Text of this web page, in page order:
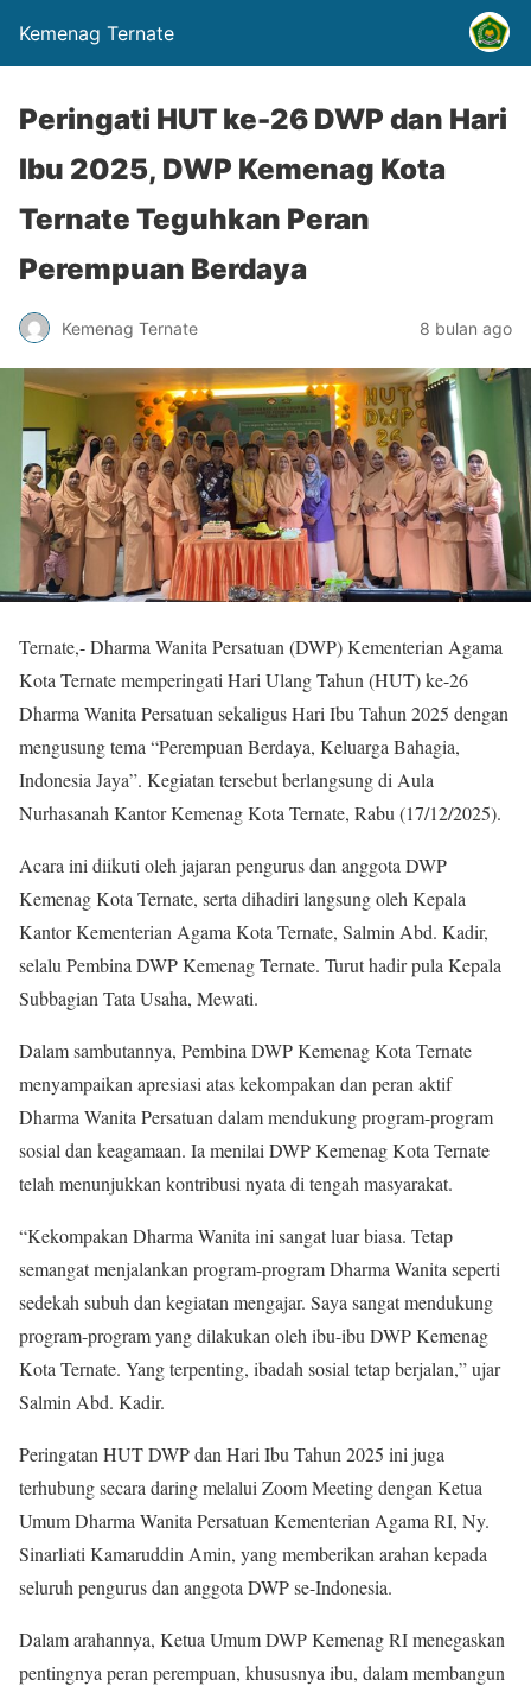
Kemenag Ternate
Peringati HUT ke-26 DWP dan Hari
Ibu 2025, DWP Kemenag Kota
Ternate Teguhkan Peran
Perempuan Berdaya
Kemenag Ternate 8 bulan ago
Ternate,- Dharma Wanita Persatuan (DWP) Kementerian Agama
Kota Ternate memperingati Hari Ulang Tahun (HUT) ke-26
Dharma Wanita Persatuan sekaligus Hari Ibu Tahun 2025 dengan
mengusung tema “Perempuan Berdaya, Keluarga Bahagia,
Indonesia Jaya”. Kegiatan tersebut berlangsung di Aula
Nurhasanah Kantor Kemenag Kota Ternate, Rabu (17/12/2025).
Acara ini diikuti oleh jajaran pengurus dan anggota DWP
Kemenag Kota Ternate, serta dihadiri langsung oleh Kepala
Kantor Kementerian Agama Kota Ternate, Salmin Abd. Kadir,
selalu Pembina DWP Kemenag Ternate. Turut hadir pula Kepala
Subbagian Tata Usaha, Mewati.
Dalam sambutannya, Pembina DWP Kemenag Kota Ternate
menyampaikan apresiasi atas kekompakan dan peran aktif
Dharma Wanita Persatuan dalam mendukung program-program
sosial dan keagamaan. Ia menilai DWP Kemenag Kota Ternate
telah menunjukkan kontribusi nyata di tengah masyarakat.
“Kekompakan Dharma Wanita ini sangat luar biasa. Tetap
semangat menjalankan program-program Dharma Wanita seperti
sedekah subuh dan kegiatan mengajar. Saya sangat mendukung
program-program yang dilakukan oleh ibu-ibu DWP Kemenag
Kota Ternate. Yang terpenting, ibadah sosial tetap berjalan,” ujar
Salmin Abd. Kadir.
Peringatan HUT DWP dan Hari Ibu Tahun 2025 ini juga
terhubung secara daring melalui Zoom Meeting dengan Ketua
Umum Dharma Wanita Persatuan Kementerian Agama RI, Ny.
Sinarliati Kamaruddin Amin, yang memberikan arahan kepada
seluruh pengurus dan anggota DWP se-Indonesia.
Dalam arahannya, Ketua Umum DWP Kemenag RI menegaskan
pentingnya peran perempuan, khususnya ibu, dalam membangun